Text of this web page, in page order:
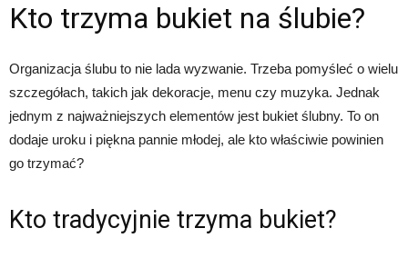
Kto trzyma bukiet na ślubie?
Organizacja ślubu to nie lada wyzwanie. Trzeba pomyśleć o wielu
szczegółach, takich jak dekoracje, menu czy muzyka. Jednak
jednym z najważniejszych elementów jest bukiet ślubny. To on
dodaje uroku i piękna pannie młodej, ale kto właściwie powinien
go trzymać?
Kto tradycyjnie trzyma bukiet?